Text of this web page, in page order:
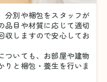
分別や梱包をスタッフが
品目や材質に応じて適切
収しますので安心してお
ついても、お部屋や建物
りと梱包・養生を行いま